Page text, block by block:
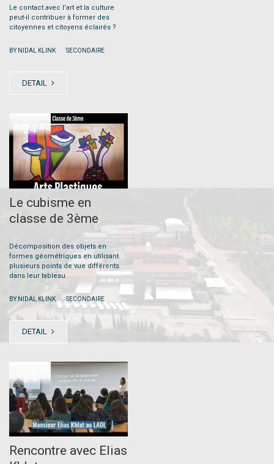
Le contact avec l’art et la culture
peut-il contribuer à former des
citoyennes et citoyens éclairés ?
BY NIDAL KLINK SECONDAIRE
DETAIL
24
Le cubisme en
classe de 3ème
Décomposition des objets en
formes géométriques en utilisant
plusieurs points de vue différents
dans leur tableau
BY NIDAL KLINK SECONDAIRE
DETAIL
24
Rencontre avec Elias